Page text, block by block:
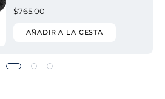
$765.00
AÑADIR A LA CESTA